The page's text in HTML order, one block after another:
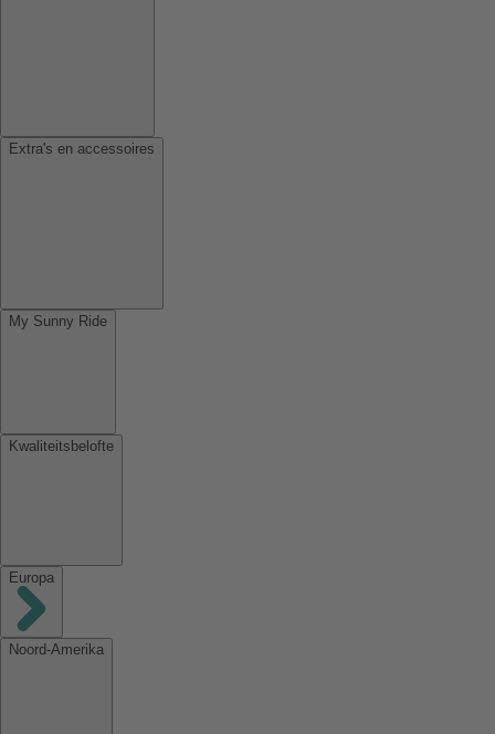
Extra's en accessoires
My Sunny Ride
Kwaliteitsbelofte
Europa
Noord-Amerika